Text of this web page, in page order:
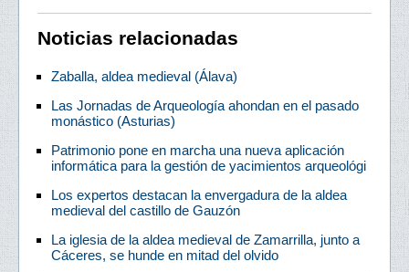
Noticias relacionadas
Zaballa, aldea medieval (Álava)
Las Jornadas de Arqueología ahondan en el pasado
monástico (Asturias)
Patrimonio pone en marcha una nueva aplicación
informática para la gestión de yacimientos arqueológi
Los expertos destacan la envergadura de la aldea
medieval del castillo de Gauzón
La iglesia de la aldea medieval de Zamarrilla, junto a
Cáceres, se hunde en mitad del olvido